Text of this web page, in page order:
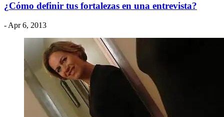
¿Cómo definir tus fortalezas en una entrevista?
- Apr 6, 2013